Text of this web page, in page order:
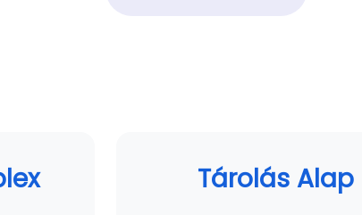
Tárolás Alap